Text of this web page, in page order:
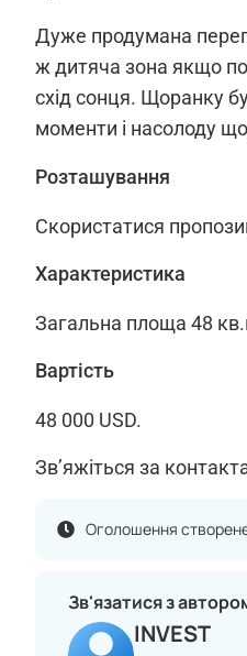
Дуже продумана
ж дитяча зона якщо
схід сонця. Щоранку
моменти і насолоду
Розташування
Скористатися
Характеристика
Загальна площа 48
Вартість
48 000 USD.
Зв’яжіться за
Оголошення
Зв'язатися з
INVEST